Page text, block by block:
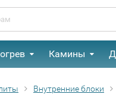
Камины
Внутренние блоки